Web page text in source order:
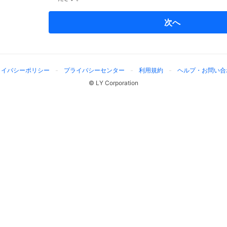
次へ
バシーポリシー プライバシーセンター 利用規約
ヘルプ・お問い
© LY Corporation